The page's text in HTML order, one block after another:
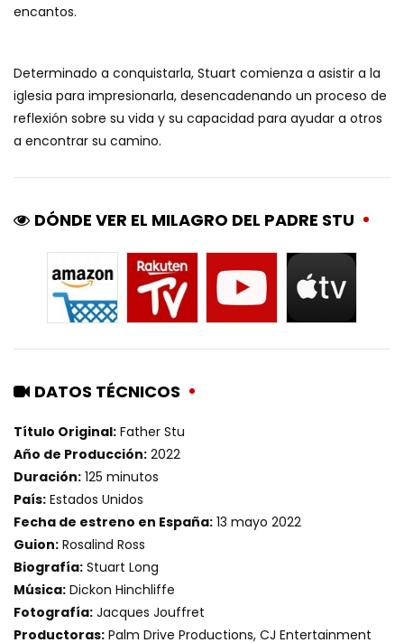
encantos.
Determinado a conquistarla, Stuart comienza a asistir a la
iglesia para impresionarla, desencadenando un proceso de
reflexión sobre su vida y su capacidad para ayudar a otros
a encontrar su camino.
DÓNDE VER EL MILAGRO DEL PADRE STU
DATOS TÉCNICOS
Título Original: Father Stu
Año de Producción: 2022
Duración: 125 minutos
País: Estados Unidos
Fecha de estreno en España: 13 mayo 2022
Guion: Rosalind Ross
Biografía: Stuart Long
Música: Dickon Hinchliffe
Fotografía: Jacques Jouffret
Productoras: Palm Drive Productions, CJ Entertainment